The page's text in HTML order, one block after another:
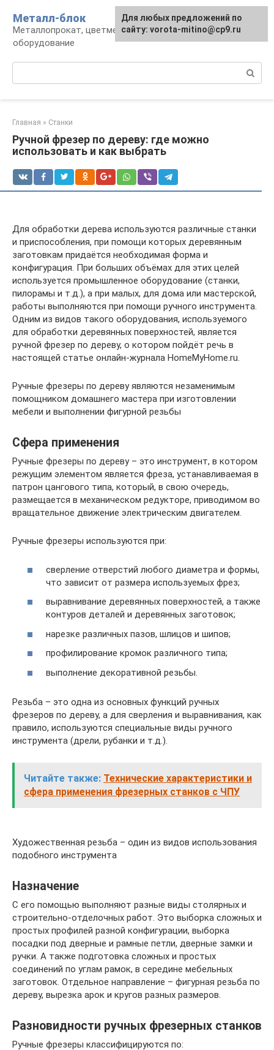
контенту
Металл-блок
Металлопрокат, цветмет, обработка и
оборудование
Главная » Станки
Ручной фрезер по дереву: где можно
использовать и как выбрать
Для обработки дерева используются различные станки
и приспособления, при помощи которых деревянным
заготовкам придаётся необходимая форма и
конфигурация. При больших объёмах для этих целей
используется промышленное оборудование (станки,
пилорамы и т.д.), а при малых, для дома или мастерской,
работы выполняются при помощи ручного инструмента.
Одним из видов такого оборудования, используемого
для обработки деревянных поверхностей, является
ручной фрезер по дереву, о котором пойдёт речь в
настоящей статье онлайн-журнала HomeMyHome.ru.
Ручные фрезеры по дереву являются незаменимым
помощником домашнего мастера при изготовлении
мебели и выполнении фигурной резьбы
Сфера применения
Ручные фрезеры по дереву – это инструмент, в котором
режущим элементом является фреза, устанавливаемая в
патрон цангового типа, который, в свою очередь,
размещается в механическом редукторе, приводимом во
вращательное движение электрическим двигателем.
Ручные фрезеры используются при:
сверление отверстий любого диаметра и формы,
что зависит от размера используемых фрез;
выравнивание деревянных поверхностей, а также
контуров деталей и деревянных заготовок;
нарезке различных пазов, шлицов и шипов;
профилирование кромок различного типа;
выполнение декоративной резьбы.
Резьба – это одна из основных функций ручных
фрезеров по дереву, а для сверления и выравнивания, как
правило, используются специальные виды ручного
инструмента (дрели, рубанки и т.д.).
Читайте также: Технические характеристики и
сфера применения фрезерных станков с ЧПУ
Художественная резьба – один из видов использования
подобного инструмента
Назначение
С его помощью выполняют разные виды столярных и
строительно-отделочных работ. Это выборка сложных и
простых профилей разной конфигурации, выборка
посадки под дверные и рамные петли, дверные замки и
ручки. А также подготовка сложных и простых
соединений по углам рамок, в середине мебельных
заготовок. Отдельное направление – фигурная резьба по
дереву, вырезка арок и кругов разных размеров.
Разновидности ручных фрезерных станков
Ручные фрезеры классифицируются по:
Для любых предложений по
сайту: vorota-mitino@cp9.ru